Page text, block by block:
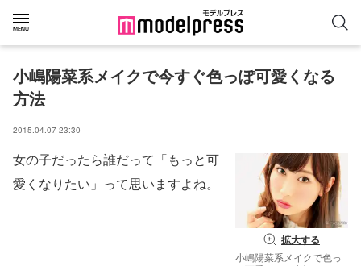
小嶋陽菜系メイクで今すぐ色っぽ可愛くなる
方法
2015.04.07 23:30
拡大する
小嶋陽菜系メイクで色っ
女の子だったら誰だって「もっと可
愛くなりたい」って思いますよね。